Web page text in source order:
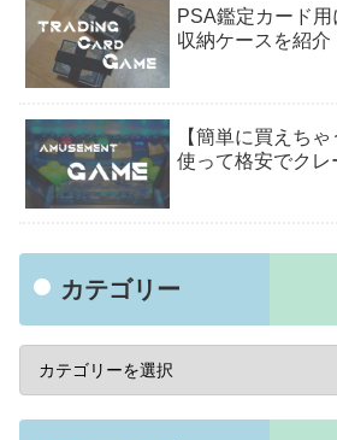
PSA鑑定カード
収納ケースを紹介
【簡単に買えち
使って格安でク
カテゴリー